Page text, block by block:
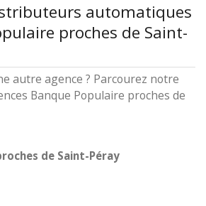
automatiques
proches de Saint-
autre agence ? Parcourez notre
Banque Populaire proches de
de Saint-Péray